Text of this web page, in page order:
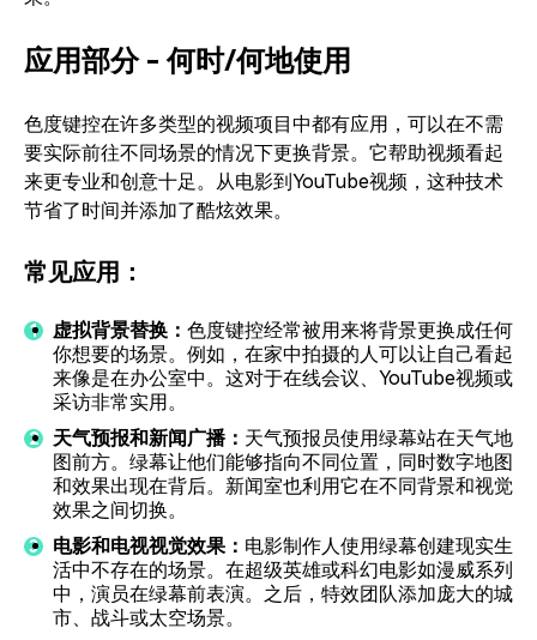
应用部分 - 何时/何地使用
色度键控在许多类型的视频项目中都有应用，可以在不需
要实际前往不同场景的情况下更换背景。它帮助视频看起
来更专业和创意十足。从电影到YouTube视频，这种技术
节省了时间并添加了酷炫效果。
常见应用：
虚拟背景替换： 色度键控经常被用来将背景更换成任何
你想要的场景。例如，在家中拍摄的人可以让自己看起
来像是在办公室中。这对于在线会议、YouTube视频或
采访非常实用。
天气预报和新闻广播： 天气预报员使用绿幕站在天气地
图前方。绿幕让他们能够指向不同位置，同时数字地图
和效果出现在背后。新闻室也利用它在不同背景和视觉
效果之间切换。
电影和电视视觉效果： 电影制作人使用绿幕创建现实生
活中不存在的场景。在超级英雄或科幻电影如漫威系列
中，演员在绿幕前表演。之后，特效团队添加庞大的城
市、战斗或太空场景。